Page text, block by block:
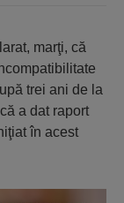
marţi, că
trei ani de la
a dat raport
în acest